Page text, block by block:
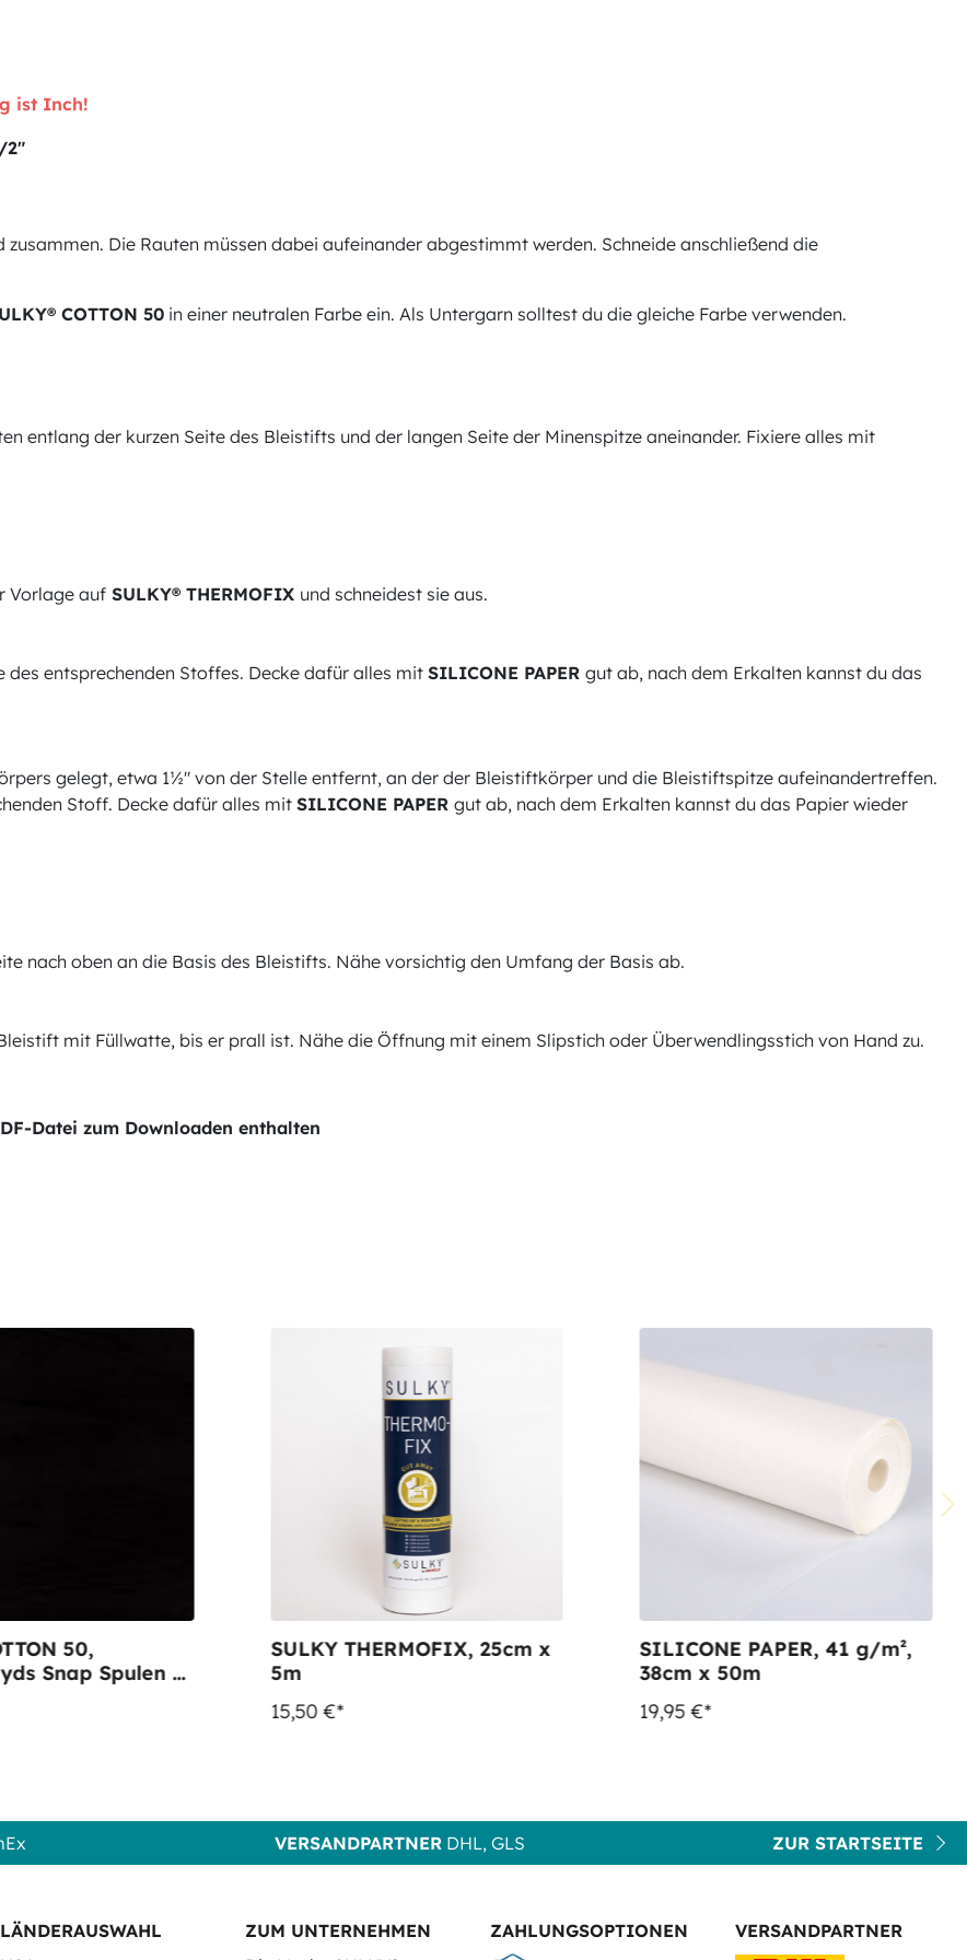
ist Inch!
2"
Die Rauten müssen dabei aufeinander abgestimmt werden. Schneide anschließend die
COTTON 50 in einer neutralen Farbe ein. Als Untergarn solltest du die gleiche Farbe verwenden.
entlang der kurzen Seite des Bleistifts und der langen Seite der Minenspitze aneinander. Fixiere alles mit
Vorlage auf SULKY® THERMOFIX und schneidest sie aus.
des entsprechenden Stoffes. Decke dafür alles mit SILICONE PAPER gut ab, nach dem Erkalten kannst du das
gelegt, etwa 1½" von der Stelle entfernt, an der der Bleistiftkörper und die Bleistiftspitze aufeinandertreffen.
Stoff. Decke dafür alles mitSILICONE PAPER gut ab, nach dem Erkalten kannst du das Papier wieder
nach oben an die Basis des Bleistifts. Nähe vorsichtig den Umfang der Basis ab.
mit Füllwatte, bis er prall ist. Nähe die Öffnung mit einem Slipstich oder Überwendlingsstich von Hand zu.
Datei zum Downloaden enthalten
50,
Snap Spulen -
SULKY THERMOFIX, 25cm x
5m
15,50 €*
SILICONE PAPER, 41 g/m²,
38cm x 50m
19,95 €*
VERSANDPARTNER DHL, GLS ZUR STARTSEITE
LÄNDERAUSWAHL
ZUM UNTERNEHMEN
ZAHLUNGSOPTIONEN VERSANDPARTNER